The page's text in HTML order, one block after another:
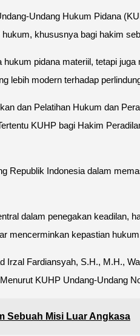
Undang Hukum Pidana
khususnya bagi hakim
pidana materiil, tetapi
lebih modern terhadap
dan Pelatihan Hukum dan
KUHP bagi Hakim
Republik Indonesia dalam
dalam penegakan
mencerminkan kepastian
Irzal Fardiansyah, S.H., M.H.,
KUHP Undang-Undang
Sebuah Misi Luar Angkasa